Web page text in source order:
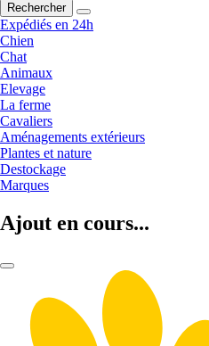
Rechercher
Expédiés en 24h
Chien
Chat
Animaux
Elevage
La ferme
Cavaliers
Aménagements extérieurs
Plantes et nature
Destockage
Marques
Ajout en cours...